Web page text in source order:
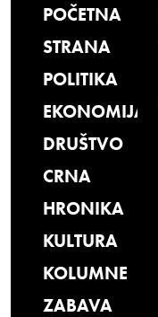
POČETNA
STRANA
POLITIKA
EKONOMIJA
DRUŠTVO
CRNA
HRONIKA
KULTURA
KOLUMNE
ZABAVA